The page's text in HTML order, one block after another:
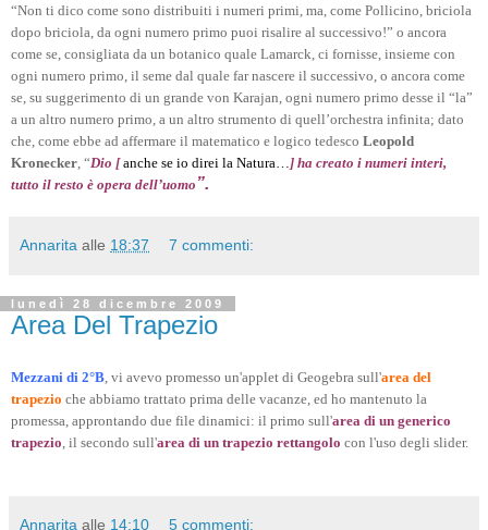
“Non ti dico come sono distribuiti i numeri primi, ma, come Pollicino, briciola
dopo briciola, da ogni numero primo puoi risalire al successivo!” o ancora
come se, consigliata da un botanico quale Lamarck, ci fornisse, insieme con
ogni numero primo, il seme dal quale far nascere il successivo, o ancora come
se, su suggerimento di un grande von Karajan, ogni numero primo desse il “la”
a un altro numero primo, a un altro strumento di quell’orchestra infinita; dato
che, come ebbe ad affermare il matematico e logico tedesco Leopold
Kronecker , “Dio [anche se io direi la Natura… ] ha creato i numeri interi,
tutto il resto è opera dell’uomo”.
Annarita alle 18:37 7 commenti:
lunedì 28 dicembre 2009
Area Del Trapezio
Mezzani di 2°B, vi avevo promesso un'applet di Geogebra sull'area del
trapezio che abbiamo trattato prima delle vacanze, ed ho mantenuto la
promessa, approntando due file dinamici: il primo sull'area di un generico
trapezio, il secondo sull'area di un trapezio rettangolo con l'uso degli slider.
Annarita alle 14:10 5 commenti: